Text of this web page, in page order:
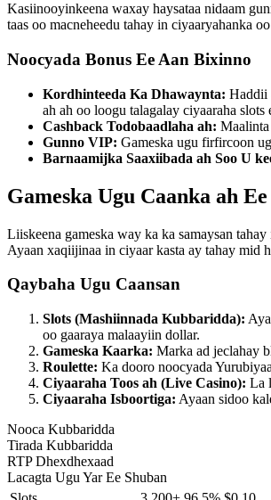
Kasiinooyinkeena waxay haysataa nidaam
taas oo macneheedu tahay in ciyaaryahanka
Noocyada Bonus Ee Aan Bixinno
Kordhinteeda Ka Dhawaynta: Haddii
ah ah oo loogu talagalay ciyaaraha slots
Cashback Todobaadlaha ah:
Gunno VIP: Gameska ugu firfircoon
Barnaamijka Saaxiibada ah Soo U
Gameska Ugu Caanka ah
Liiskeena gameska way ka ka samaysan
Ayaan xaqiijinaa in ciyaar kasta ay tahay mid
Qaybaha Ugu Caansan
Slots (Mashiinnada Kubbaridda):
oo gaaraya malaayiin dollar.
Gameska Kaarka: Marka ad jeclahay
Roulette: Ka dooro noocyada
Ciyaaraha Toos ah (Live Casino): La
Ciyaaraha Isboortiga: Ayaan sidoo
Nooca Kubbaridda
Tirada Kubbaridda
RTP Dhexdhexaad
Lacagta Ugu Yar Ee Shuban